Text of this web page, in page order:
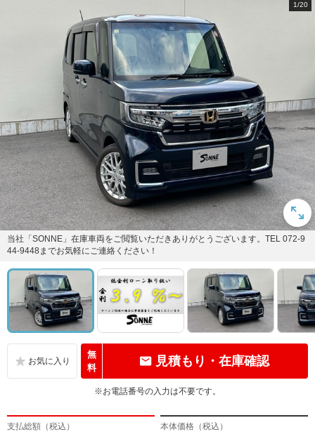
1/20
当社「SONNE」在庫車両をご閲覧いただきありがとうございます。TEL 072-9
44-9448までお気軽にご連絡ください！
無
料
見積もり・在庫確認
※お電話番号の入力は不要です。
支払総額（税込） 本体価格（税込）